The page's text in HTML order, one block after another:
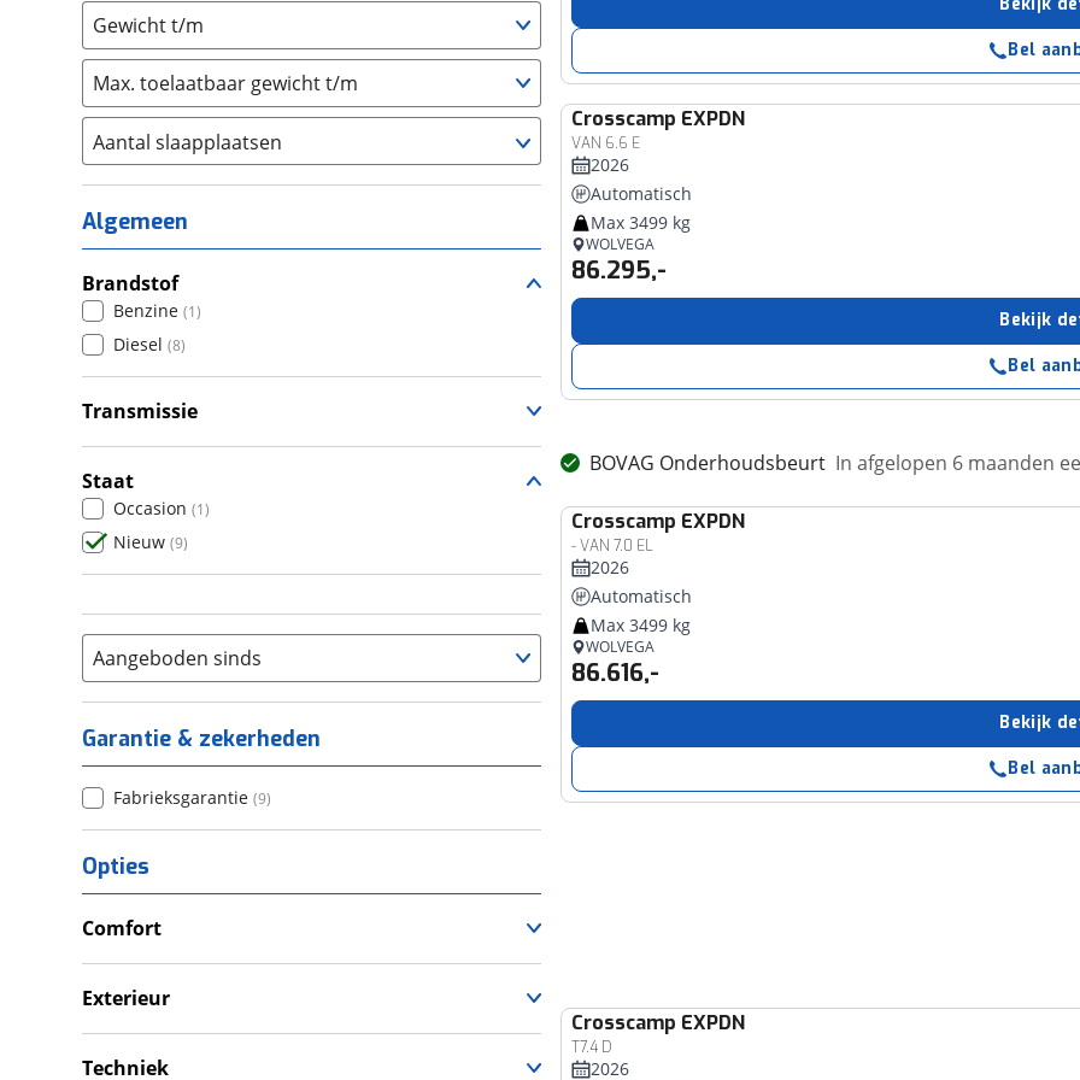
Gewicht t/m
Max. toelaatbaar gewicht t/m
Aantal slaapplaatsen
1 (0)
2 (8)
3 (0)
4 (1)
5 (0)
6+ (0
Algemeen
Brandstof
Benzine (1)
Diesel (8)
Transmissie
Staat
Occasion (1)
Nieuw (9)
Aangeboden sinds
Garantie & zekerheden
Fabrieksgarantie (9)
Opties
Comfort
Verwarmde leefruimte
Exterieur
Luifel
Techniek
Bel
Crosscamp EXPDN
VAN 6.6 E
2026
Automatisch
Max 3499 kg
WOLVEGA
86.295,-
Bekijk
Bel
BOVAG Onderhoudsbeurt In afgelopen 6 maanden
Crosscamp EXPDN
- VAN 7.0 EL
2026
Automatisch
Max 3499 kg
WOLVEGA
86.616,-
Bekijk
Bel
Crosscamp EXPDN
T7.4 D
2026